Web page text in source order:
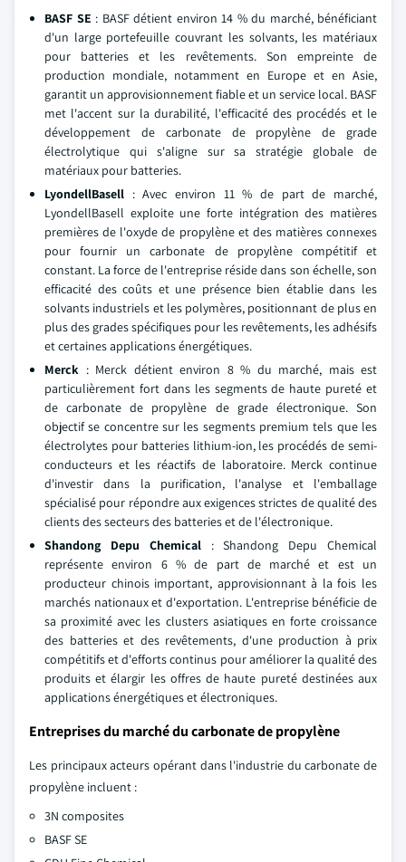
BASF SE : BASF détient environ 14 % du marché, bénéficiant
d'un large portefeuille couvrant les solvants, les matériaux
pour batteries et les revêtements. Son empreinte de
production mondiale, notamment en Europe et en Asie,
garantit un approvisionnement fiable et un service local. BASF
met l'accent sur la durabilité, l'efficacité des procédés et le
développement de carbonate de propylène de grade
électrolytique qui s'aligne sur sa stratégie globale de
matériaux pour batteries.
LyondellBasell : Avec environ 11 % de part de marché,
LyondellBasell exploite une forte intégration des matières
premières de l'oxyde de propylène et des matières connexes
pour fournir un carbonate de propylène compétitif et
constant. La force de l'entreprise réside dans son échelle, son
efficacité des coûts et une présence bien établie dans les
solvants industriels et les polymères, positionnant de plus en
plus des grades spécifiques pour les revêtements, les adhésifs
et certaines applications énergétiques.
Merck : Merck détient environ 8 % du marché, mais est
particulièrement fort dans les segments de haute pureté et
de carbonate de propylène de grade électronique. Son
objectif se concentre sur les segments premium tels que les
électrolytes pour batteries lithium-ion, les procédés de semi-
conducteurs et les réactifs de laboratoire. Merck continue
d'investir dans la purification, l'analyse et l'emballage
spécialisé pour répondre aux exigences strictes de qualité des
clients des secteurs des batteries et de l'électronique.
Shandong Depu Chemical: Shandong Depu Chemical
représente environ 6 % de part de marché et est un
producteur chinois important, approvisionnant à la fois les
marchés nationaux et d'exportation. L'entreprise bénéficie de
sa proximité avec les clusters asiatiques en forte croissance
des batteries et des revêtements, d'une production à prix
compétitifs et d'efforts continus pour améliorer la qualité des
produits et élargir les offres de haute pureté destinées aux
applications énergétiques et électroniques.
Entreprises du marché du carbonate de propylène
Les principaux acteurs opérant dans l'industrie du carbonate de
propylène incluent :
3N composites
BASF SE